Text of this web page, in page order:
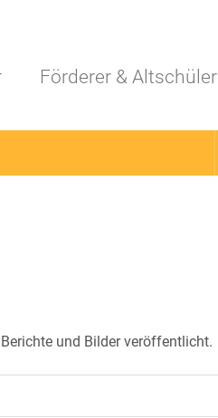
Förderer & Altschüler
und Bilder veröffentlicht.